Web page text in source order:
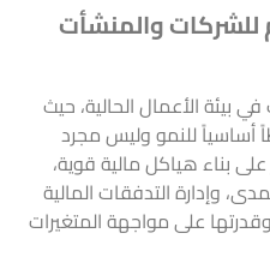
للشركات والمنشأت
بيئة الأعمال الحالية، حيث
أساسياً للنمو وليس مجرد
بناء هياكل مالية قوية،
وإدارة التدفقات المالية
على مواجهة المتغيرات